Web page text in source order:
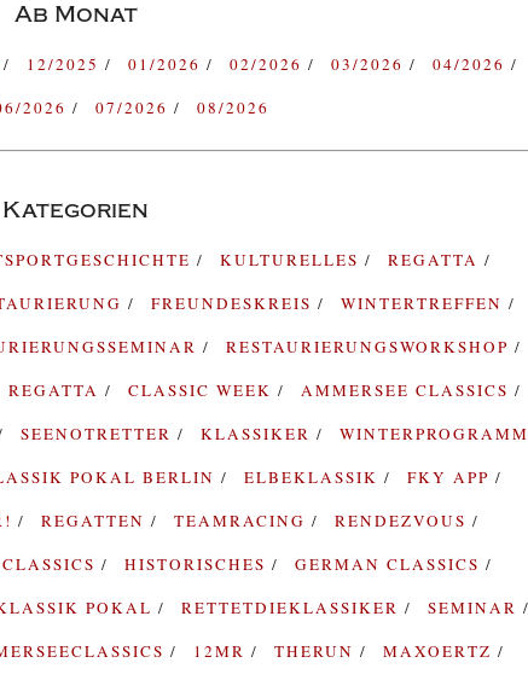
Ab Monat
12/2025 01/2026 02/2026 03/2026
04/2026
2026 07/2026 08/2026
Kategorien
KULTURELLES
REGATTA
FREUNDESKREIS
WINTERTREFFEN
RESTAURIERUNGSWORKSHOP
REGATTA CLASSIC WEEK
AMMERSEE CLASSICS
SEENOTRETTER KLASSIKER
WINTERPROGRAMM
POKAL BERLIN ELBEKLASSIK
FKY APP
REGATTEN TEAMRACING
RENDEZVOUS
HISTORISCHES
GERMAN CLASSICS
POKAL RETTETDIEKLASSIKER
SEMINAR
12MR THERUN
MAXOERTZ